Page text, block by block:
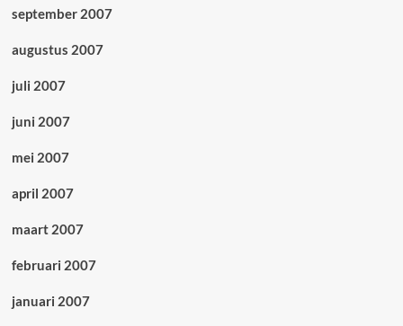
september 2007
augustus 2007
juli 2007
juni 2007
mei 2007
april 2007
maart 2007
februari 2007
januari 2007